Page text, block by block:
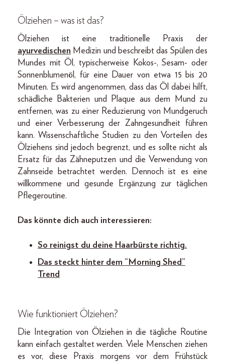
Ölziehen – was ist das?
Ölziehen ist eine traditionelle Praxis der
ayurvedischen Medizin und beschreibt das Spülen des
Mundes mit Öl, typischerweise Kokos-, Sesam- oder
Sonnenblumenöl, für eine Dauer von etwa 15 bis 20
Minuten. Es wird angenommen, dass das Öl dabei hilft,
schädliche Bakterien und Plaque aus dem Mund zu
entfernen, was zu einer Reduzierung von Mundgeruch
und einer Verbesserung der Zahngesundheit führen
kann. Wissenschaftliche Studien zu den Vorteilen des
Ölziehens sind jedoch begrenzt, und es sollte nicht als
Ersatz für das Zähneputzen und die Verwendung von
Zahnseide betrachtet werden. Dennoch ist es eine
willkommene und gesunde Ergänzung zur täglichen
Pflegeroutine.
Das könnte dich auch interessieren:
So reinigst du deine Haarbürste richtig.
Das steckt hinter dem “Morning Shed”
Trend
Wie funktioniert Ölziehen?
Die Integration von Ölziehen in die tägliche Routine
kann einfach gestaltet werden. Viele Menschen ziehen
es vor, diese Praxis morgens vor dem Frühstück